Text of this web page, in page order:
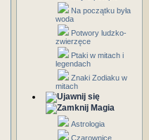
Na początku była
woda
Potwory ludzko-
zwierzęce
Ptaki w mitach i
legendach
Znaki Zodiaku w
mitach
Magia
Astrologia
Czarownice